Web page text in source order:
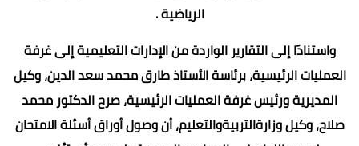
الرياضية .
واستنادًا إلى التقارير الواردة من الإدارات التعليمية إلى غرفة
العمليات الرئيسية، برئاسة الأستاذ طارق محمد سعد الدين، وكيل
المديرية ورئيس غرفة العمليات الرئيسية، صرح الدكتور محمد
صلاح، وكيل وزارةالتربيةوالتعليم، أن وصول أوراق أسئلة الامتحان